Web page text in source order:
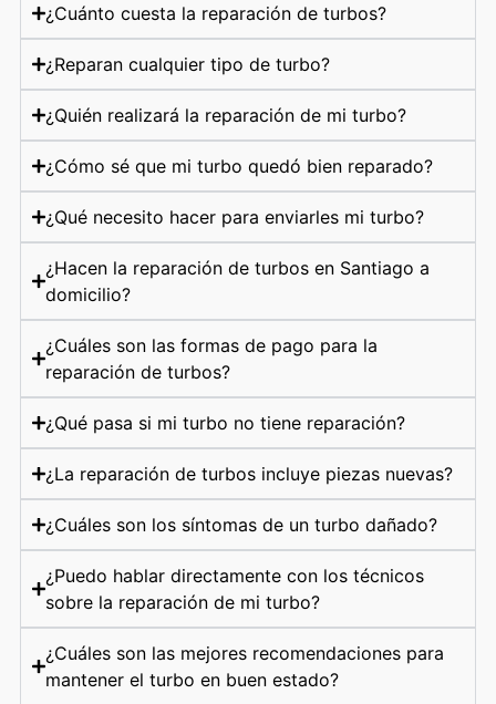
¿Cuánto cuesta la reparación de turbos?
¿Reparan cualquier tipo de turbo?
¿Quién realizará la reparación de mi turbo?
¿Cómo sé que mi turbo quedó bien reparado?
¿Qué necesito hacer para enviarles mi turbo?
¿Hacen la reparación de turbos en Santiago a
domicilio?
¿Cuáles son las formas de pago para la
reparación de turbos?
¿Qué pasa si mi turbo no tiene reparación?
¿La reparación de turbos incluye piezas nuevas?
¿Cuáles son los síntomas de un turbo dañado?
¿Puedo hablar directamente con los técnicos
sobre la reparación de mi turbo?
¿Cuáles son las mejores recomendaciones para
mantener el turbo en buen estado?